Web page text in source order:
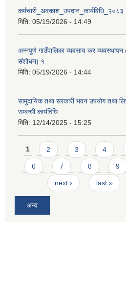
कर्मचारी_अवकाश_उपदान_कार्यविधि_२०८३
मिति: 05/19/2026 - 14:49
अन्नपूर्ण गाउँपालिका व्यवसाय कर व्यवस्थापन
संशोधन) १
मिति: 05/19/2026 - 14:44
सामुदायिक तथा सरकारी भवन उपयोग तथा
सम्बन्धी कार्यविधि
मिति: 12/14/2025 - 15:25
Pages
1 2 3 4
6 7 8 9
next › last »
अन्य